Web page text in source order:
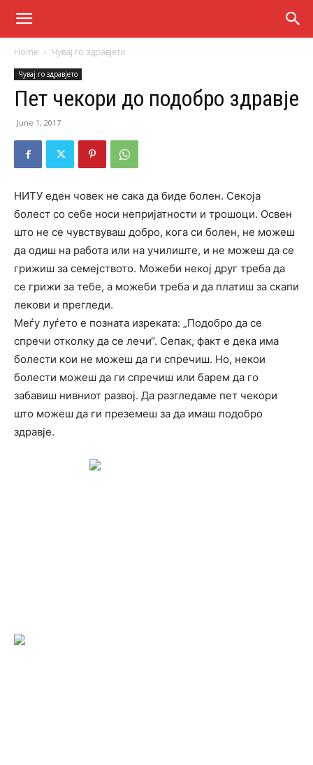
Home Чувај го здравјето
Чувај го здравјето
Пет чекори до подобро здравје
June 1, 2017
НИТУ еден човек не сака да биде болен. Секоја
болест со себе носи непријатности и трошоци. Освен
што не се чувствуваш добро, кога си болен, не можеш
да одиш на работа или на училиште, и не можеш да се
грижиш за семејството. Можеби некој друг треба да
се грижи за тебе, а можеби треба и да платиш за скапи
лекови и прегледи.
Меѓу луѓето е позната изреката: „Подобро да се
спречи отколку да се лечи“. Сепак, факт е дека има
болести кои не можеш да ги спречиш. Но, некои
болести можеш да ги спречиш или барем да го
забавиш нивниот развој. Да разгледаме пет чекори
што можеш да ги преземеш за да имаш подобро
здравје.